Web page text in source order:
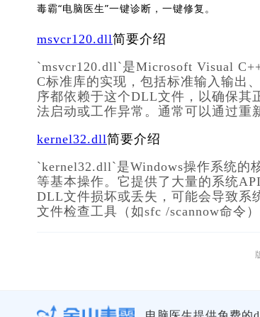
毒霸“电脑医生”一键诊断，一键修复。
msvcr120.dll简要介绍
`msvcr120.dll`是Microsoft Visual
C标准库的实现，包括标准输入输出
序都依赖于这个DLL文件，以确保其
法启动或工作异常。通常可以通过重
kernel32.dll简要介绍
`kernel32.dll`是Windows操作系统的
等基本操作。它提供了大量的系统
DLL文件损坏或丢失，可能会导致系
文件检查工具（如sfc /scannow命令